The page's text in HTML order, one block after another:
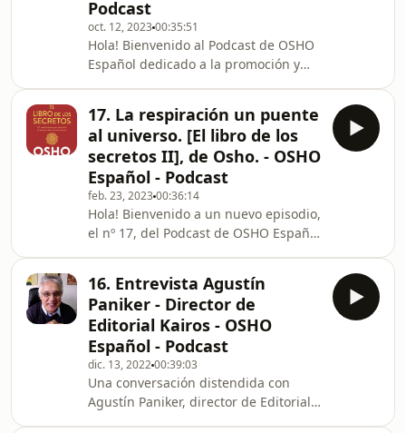
meditaciones Osho. Si quieres
empezar a meditar no dejes de
escucharlo y después hacerte con el
libro La meditación consiste en
Podcast
oct. 12, 202300:35:51
Hola! Bienvenido al Podcast de OSHO
Español dedicado a la promoción y
retomamos de nuevo nuestra
actividad con un nuevo episodio, el
nº18, Osho habló durante más de
treinta años de vida pública, dando
charlas de manera ininterrumpida
durante largos períodos en sesiones
de mañana y tarde y ante diferentes
tipos de audiencias que fu
17. La respiración un puente
al universo. [El libro de los
secretos II], de Osho. - OSHO
Español - Podcast
feb. 23, 202300:36:14
Hola! Bienvenido a un nuevo episodio,
el nº 17, del Podcast de OSHO Español
temporada, dos episodios atrás, os
contábamos que habíamos superado
la barrera de las cien mil escuchas en
nuestro canal…, hoy a penas 4 meses
más tarde hemos superado las
200.000 escuchas. Por supuesto nos
encanta el número de escuchas pero
lo
16. Entrevista Agustín
Paniker - Director de
Editorial Kairos - OSHO
Español - Podcast
dic. 13, 202200:39:03
Una conversación distendida con
Agustín Paniker, director de Editorial